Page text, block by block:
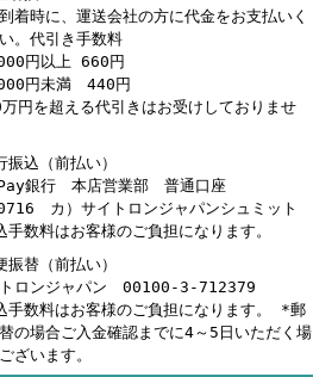
着時に、運送会社の方に代金をお支払いく
。代引き手数料
円以上 660円
円未満 440円
円を超える代引きはお受けしておりませ
振込（前払い）
銀行 本店営業部 普通口座
カ）サイトロンジャパンシュミット
手数料はお客様のご負担になります。
振替（前払い）
ロンジャパン 00100-3-712379
手数料はお客様のご負担になります。 *郵
の場合ご入金確認までに4～5日いただく場
ざいます。